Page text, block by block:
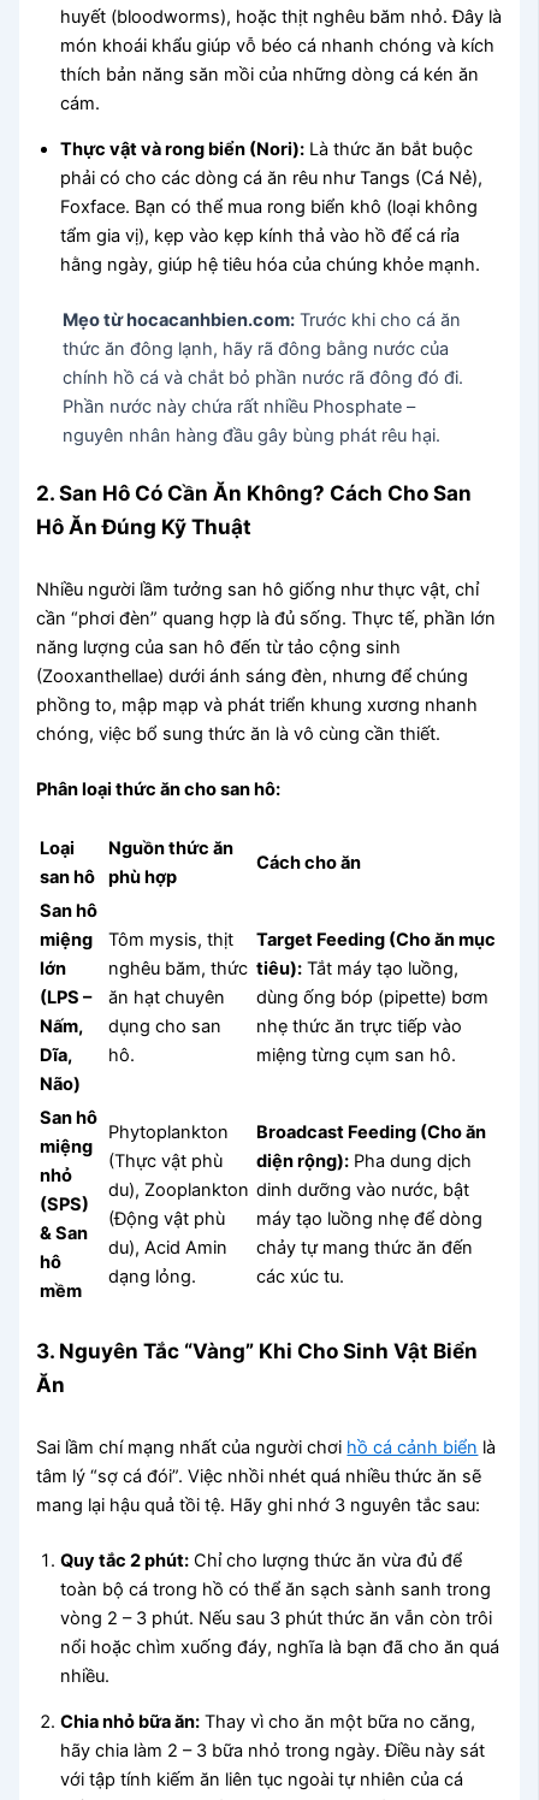
huyết (bloodworms), hoặc thịt nghêu băm nhỏ. Đây là
món khoái khẩu giúp vỗ béo cá nhanh chóng và kích
thích bản năng săn mồi của những dòng cá kén ăn
cám.
Thực vật và rong biển (Nori): Là thức ăn bắt buộc
phải có cho các dòng cá ăn rêu như Tangs (Cá Nẻ),
Foxface. Bạn có thể mua rong biển khô (loại không
tẩm gia vị), kẹp vào kẹp kính thả vào hồ để cá rỉa
hằng ngày, giúp hệ tiêu hóa của chúng khỏe mạnh.
Mẹo từ hocacanhbien.com: Trước khi cho cá ăn
thức ăn đông lạnh, hãy rã đông bằng nước của
chính hồ cá và chắt bỏ phần nước rã đông đó đi.
Phần nước này chứa rất nhiều Phosphate –
nguyên nhân hàng đầu gây bùng phát rêu hại.
2. San Hô Có Cần Ăn Không? Cách Cho San
Hô Ăn Đúng Kỹ Thuật
Nhiều người lầm tưởng san hô giống như thực vật, chỉ
cần “phơi đèn” quang hợp là đủ sống. Thực tế, phần lớn
năng lượng của san hô đến từ tảo cộng sinh
(Zooxanthellae) dưới ánh sáng đèn, nhưng để chúng
phồng to, mập mạp và phát triển khung xương nhanh
chóng, việc bổ sung thức ăn là vô cùng cần thiết.
Phân loại thức ăn cho san hô:
Loại
san hô
Nguồn thức ăn
phù hợp
Cách cho ăn
San hô
miệng
lớn
(LPS –
Nấm,
Dĩa,
Não)
Tôm mysis, thịt
nghêu băm, thức
ăn hạt chuyên
dụng cho san
hô.
Target Feeding (Cho ăn mục
tiêu): Tắt máy tạo luồng,
dùng ống bóp (pipette) bơm
nhẹ thức ăn trực tiếp vào
miệng từng cụm san hô.
San hô
miệng
nhỏ
(SPS)
& San
hô
mềm
Phytoplankton
(Thực vật phù
du), Zooplankton
(Động vật phù
du), Acid Amin
dạng lỏng.
Broadcast Feeding (Cho ăn
diện rộng): Pha dung dịch
dinh dưỡng vào nước, bật
máy tạo luồng nhẹ để dòng
chảy tự mang thức ăn đến
các xúc tu.
3. Nguyên Tắc “Vàng” Khi Cho Sinh Vật Biển
Ăn
Sai lầm chí mạng nhất của người chơi hồ cá cảnh biển là
tâm lý “sợ cá đói”. Việc nhồi nhét quá nhiều thức ăn sẽ
mang lại hậu quả tồi tệ. Hãy ghi nhớ 3 nguyên tắc sau:
Quy tắc 2 phút: Chỉ cho lượng thức ăn vừa đủ để
toàn bộ cá trong hồ có thể ăn sạch sành sanh trong
vòng 2 – 3 phút. Nếu sau 3 phút thức ăn vẫn còn trôi
nổi hoặc chìm xuống đáy, nghĩa là bạn đã cho ăn quá
nhiều.
Chia nhỏ bữa ăn: Thay vì cho ăn một bữa no căng,
hãy chia làm 2 – 3 bữa nhỏ trong ngày. Điều này sát
với tập tính kiếm ăn liên tục ngoài tự nhiên của cá